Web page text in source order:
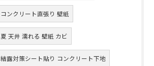
コンクリート直張り 壁紙
夏 天井 濡れる 壁紙 カビ
結露対策シート貼り コンクリート下地